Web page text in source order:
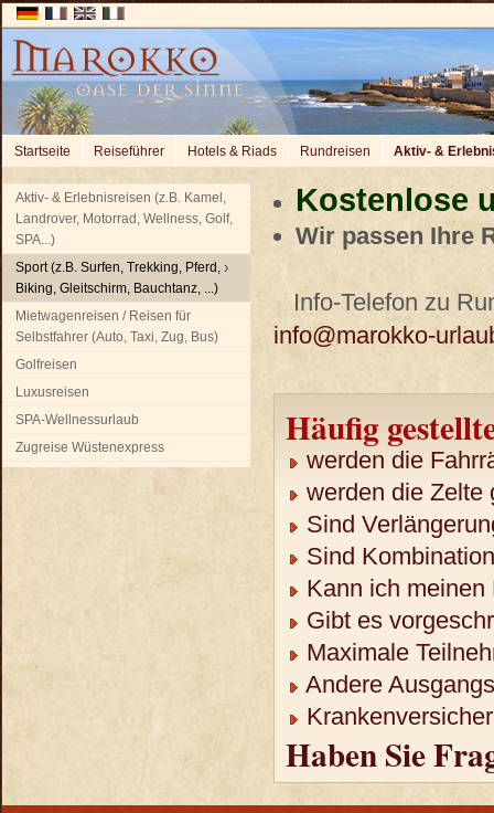
Startseite Reiseführer Hotels & Riads Rundreisen Aktiv- &
Aktiv- & Erlebnisreisen (z.B. Kamel,
Landrover, Motorrad, Wellness, Golf,
SPA...)
Sport (z.B. Surfen, Trekking, Pferd,
Biking, Gleitschirm, Bauchtanz, ...)
Mietwagenreisen / Reisen für
Selbstfahrer (Auto, Taxi, Zug, Bus)
Golfreisen
Luxusreisen
SPA-Wellnessurlaub
Zugreise Wüstenexpress
Kostenlose
Wir passen Ihre
Info-Telefon zu
info@marokko-
Häufig
werden die
werden die Zelte
Sind
Sind
Kann ich meinen
Gibt es
Maximale
Andere
Haben Sie